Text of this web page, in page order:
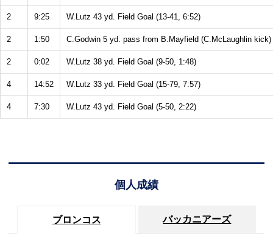
2 9:25 W.Lutz 43 yd. Field Goal (13-41, 6:52)
2 1:50 C.Godwin 5 yd. pass from B.Mayfield (C.McLaughlin kick)
2 0:02 W.Lutz 38 yd. Field Goal (9-50, 1:48)
4 14:52 W.Lutz 33 yd. Field Goal (15-79, 7:57)
4 7:30 W.Lutz 43 yd. Field Goal (5-50, 2:22)
個人成績
ブロンコス バッカニアーズ